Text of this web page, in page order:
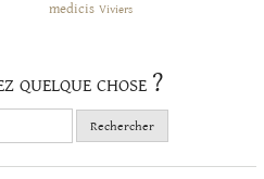
medicis Viviers
quelque chose ?